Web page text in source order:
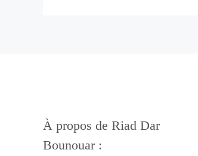
À propos de Riad Dar
Bounouar :